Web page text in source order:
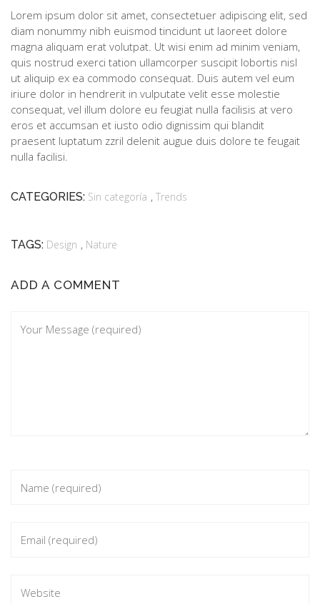
Lorem ipsum dolor sit amet, consectetuer adipiscing elit, sed
diam nonummy nibh euismod tincidunt ut laoreet dolore
magna aliquam erat volutpat. Ut wisi enim ad minim veniam,
quis nostrud exerci tation ullamcorper suscipit lobortis nisl
ut aliquip ex ea commodo consequat. Duis autem vel eum
iriure dolor in hendrerit in vulputate velit esse molestie
consequat, vel illum dolore eu feugiat nulla facilisis at vero
eros et accumsan et iusto odio dignissim qui blandit
praesent luptatum zzril delenit augue duis dolore te feugait
nulla facilisi.
CATEGORIES: Sin categoría , Trends
TAGS: Design , Nature
ADD A COMMENT